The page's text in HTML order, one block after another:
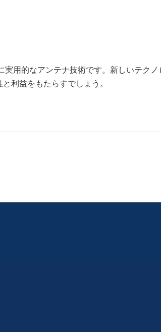
用的なアンテナ技術です。新しいテクノ
利益をもたらすでしょう。